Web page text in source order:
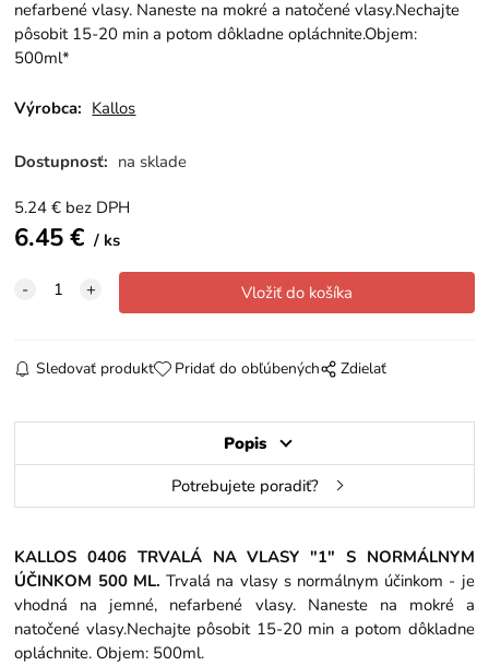
nefarbené vlasy. Naneste na mokré a natočené vlasy.Nechajte
pôsobit 15-20 min a potom dôkladne opláchnite.Objem:
500ml*
Výrobca: Kallos
Dostupnosť: na sklade
5.24 € bez DPH
6.45€ ks
Sledovať produkt Pridať do obľúbených Zdielať
Popis
Potrebujete poradiť?
KALLOS 0406 TRVALÁ NA VLASY "1" S NORMÁLNYM
ÚČINKOM 500 ML. Trvalá na vlasy s normálnym účinkom - je
vhodná na jemné, nefarbené vlasy. Naneste na mokré a
natočené vlasy.Nechajte pôsobit 15-20 min a potom dôkladne
opláchnite. Objem: 500ml.